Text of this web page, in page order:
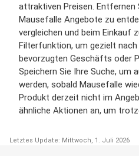
attraktiven Preisen. Entfernen
Mausefalle Angebote zu
vergleichen und beim Einkauf
Filterfunktion, um gezielt
bevorzugten Geschäfts oder
Speichern Sie Ihre Suche,
werden, sobald Mausefalle
Produkt derzeit nicht im
ähnliche Aktionen an, um
Letztes Update: Mittwoch, 1. Juli 2026